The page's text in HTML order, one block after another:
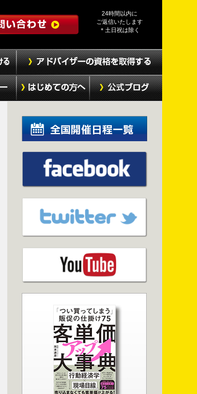
24時間以内に
ご返信いたします
＊土日祝は除く